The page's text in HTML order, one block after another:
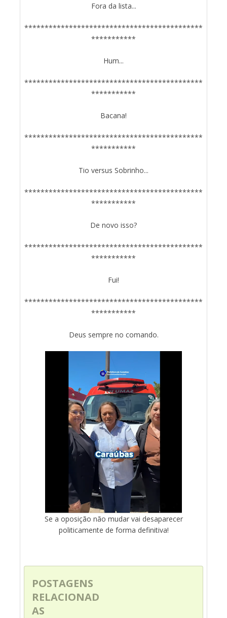
Fora da lista...
********************************************
***********
Hum...
********************************************
***********
Bacana!
********************************************
***********
Tio versus Sobrinho...
********************************************
***********
De novo isso?
********************************************
***********
Fui!
********************************************
***********
Deus sempre no comando.
Se a oposição não mudar vai desaparecer
politicamente de forma definitiva!
POSTAGENS
RELACIONAD
AS